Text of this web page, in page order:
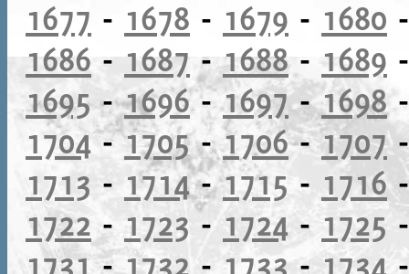
1677 - 1678 - 1679 - 1680
1686 - 1687 -1688- 1689
1695-1696-1697-1698
1704-1705-1706-1707
1713 - 1714-1715 - 1716
1722 -1723 - 1724-1725
1731-1732 - 1733- 1734